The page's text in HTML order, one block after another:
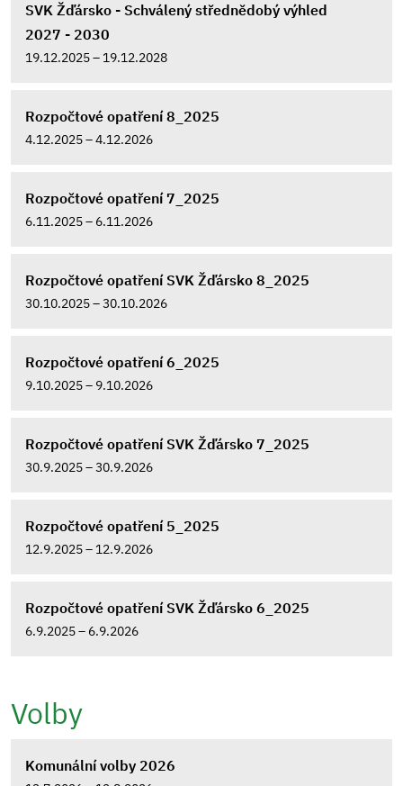
SVK Žďársko - Schválený střednědobý výhled
2027 - 2030
19.12.2025 – 19.12.2028
Rozpočtové opatření 8_2025
4.12.2025 – 4.12.2026
Rozpočtové opatření 7_2025
6.11.2025 – 6.11.2026
Rozpočtové opatření SVK Žďársko 8_2025
30.10.2025 – 30.10.2026
Rozpočtové opatření 6_2025
9.10.2025 – 9.10.2026
Rozpočtové opatření SVK Žďársko 7_2025
30.9.2025 – 30.9.2026
Rozpočtové opatření 5_2025
12.9.2025 – 12.9.2026
Rozpočtové opatření SVK Žďársko 6_2025
6.9.2025 – 6.9.2026
Volby
Komunální volby 2026